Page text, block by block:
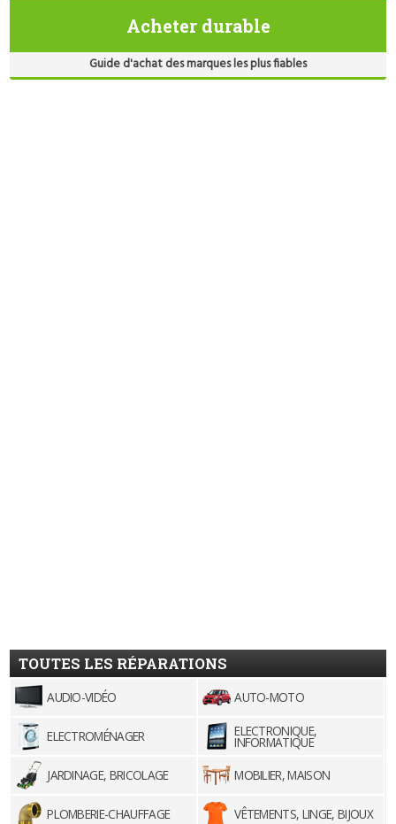
Acheter durable
Guide d'achat des marques les plus fiables
TOUTES LES RÉPARATIONS
AUDIO-VIDÉO AUTO-MOTO
ELECTROMÉNAGER ELECTRONIQUE,
INFORMATIQUE
JARDINAGE, BRICOLAGE
MOBILIER, MAISON
PLOMBERIE-CHAUFFAGE VÊTEMENTS, LINGE, BIJOUX